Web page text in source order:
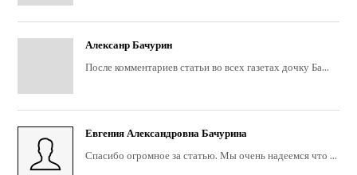
Алексанр Бачурин
После комментариев статьи во всех газетах дочку Ба...
Евгения Александровна Бачурина
Спасибо огромное за статью. Мы очень надеемся что ...